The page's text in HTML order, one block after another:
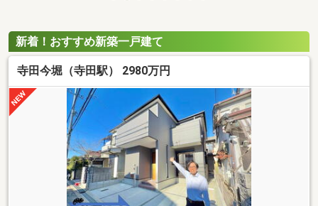
新着！おすすめ新築一戸建て
寺田今堀（寺田駅） 2980万円